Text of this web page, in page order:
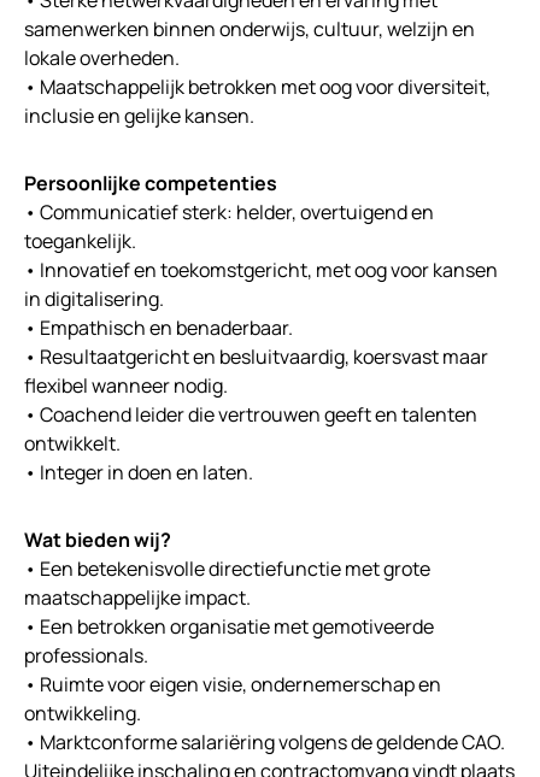
samenwerken binnen onderwijs, cultuur, welzijn en
lokale overheden.
• Maatschappelijk betrokken met oog voor diversiteit,
inclusie en gelijke kansen.
Persoonlijke competenties
• Communicatief sterk: helder, overtuigend en
toegankelijk.
• Innovatief en toekomstgericht, met oog voor kansen
in digitalisering.
• Empathisch en benaderbaar.
• Resultaatgericht en besluitvaardig, koersvast maar
flexibel wanneer nodig.
• Coachend leider die vertrouwen geeft en talenten
ontwikkelt.
• Integer in doen en laten.
Wat bieden wij?
• Een betekenisvolle directiefunctie met grote
maatschappelijke impact.
• Een betrokken organisatie met gemotiveerde
professionals.
• Ruimte voor eigen visie, ondernemerschap en
ontwikkeling.
• Marktconforme salariëring volgens de geldende CAO.
Uiteindelijke inschaling en contractomvang vindt plaats